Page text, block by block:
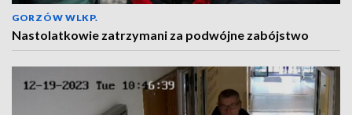
GORZÓW WLKP.
Nastolatkowie zatrzymani za podwójne zabójstwo